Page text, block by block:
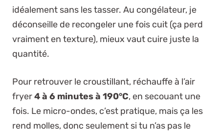
idéalement sans les tasser. Au congélateur, je
déconseille de recongeler une fois cuit (ça perd
vraiment en texture), mieux vaut cuire juste la
quantité.
Pour retrouver le croustillant, réchauffe à l’air
fryer4 à 6 minutes à 190°C, en secouant une
fois. Le micro-ondes, c’est pratique, mais ça les
rend molles, donc seulement si tu n’as pas le